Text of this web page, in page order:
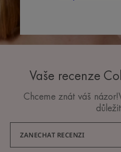
Vaše recenze
Chceme znát váš
ZANECHAT RECENZI